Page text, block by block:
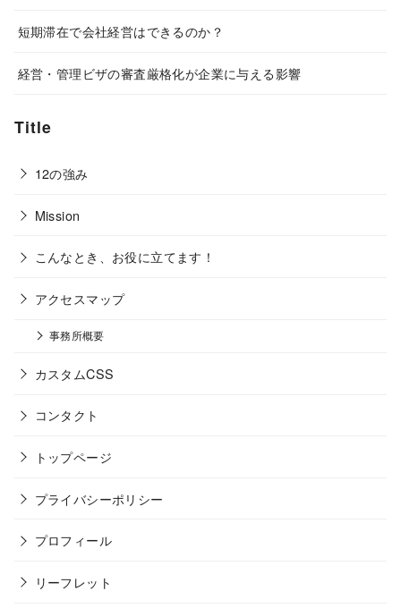
短期滞在で会社経営はできるのか？
経営・管理ビザの審査厳格化が企業に与える影響
Title
12の強み
Mission
こんなとき、お役に立てます！
アクセスマップ
事務所概要
カスタムCSS
コンタクト
トップページ
プライバシーポリシー
プロフィール
リーフレット